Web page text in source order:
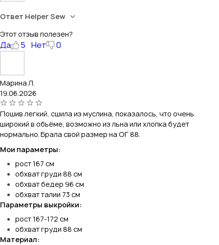
Ответ Helper Sew
Этот отзыв полезен?
Да 5 Нет 0
Марина Л.
19.06.2026
Пошив легкий, сшила из муслина, показалось, что очень
широкий в объёме, возможно из льна или хлопка будет
нормально. Брала свой размер на ОГ 88.
Мои параметры:
рост 167 см
обхват груди 88 см
обхват бедер 96 см
обхват талии 73 см
Параметры выкройки:
рост 167-172 см
обхват груди 88 см
Материал: